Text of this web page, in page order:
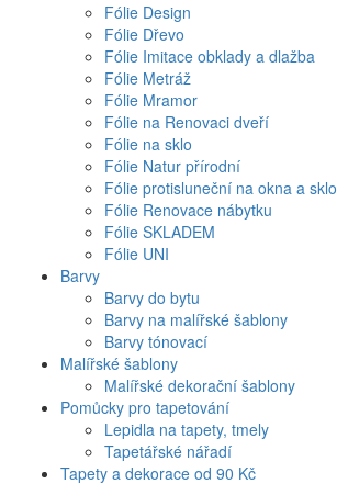
Fólie Design
Fólie Dřevo
Fólie Imitace obklady a dlažba
Fólie Metráž
Fólie Mramor
Fólie na Renovaci dveří
Fólie na sklo
Fólie Natur přírodní
Fólie protisluneční na okna a sklo
Fólie Renovace nábytku
Fólie SKLADEM
Fólie UNI
Barvy
Barvy do bytu
Barvy na malířské šablony
Barvy tónovací
Malířské šablony
Malířské dekorační šablony
Pomůcky pro tapetování
Lepidla na tapety, tmely
Tapetářské nářadí
Tapety a dekorace od 90 Kč